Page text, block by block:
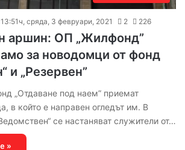
13:51ч, сряда, 3 февруари, 2021 2 226
аршин: ОП „Жилфонд”
за новодомци от фонд
и „Резервен”
„Отдаване под наем” приемат
в който е направен огледът им. В
се настаняват служители от…
»